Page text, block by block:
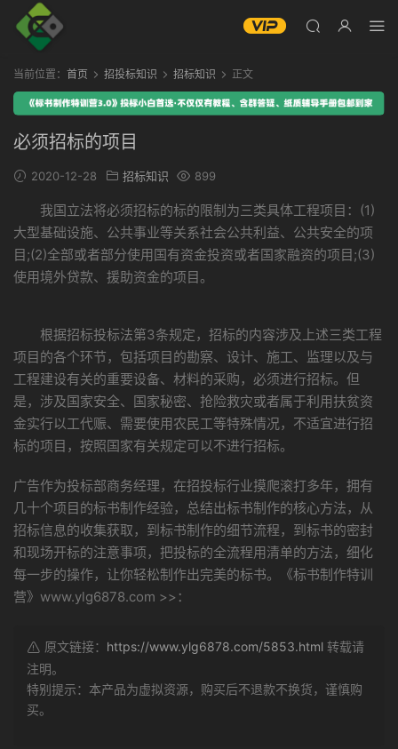
当前位置： 首页 招投标知识 招标知识 正文
必须招标的项目
2020-12-28 招标知识 899
我国立法将必须招标的标的限制为三类具体工程项目：(1)
大型基础设施、公共事业等关系社会公共利益、公共安全的项
目;(2)全部或者部分使用国有资金投资或者国家融资的项目;(3)
使用境外贷款、援助资金的项目。
根据招标投标法第3条规定，招标的内容涉及上述三类工程
项目的各个环节，包括项目的勘察、设计、施工、监理以及与
工程建设有关的重要设备、材料的采购，必须进行招标。但
是，涉及国家安全、国家秘密、抢险救灾或者属于利用扶贫资
金实行以工代赈、需要使用农民工等特殊情况，不适宜进行招
标的项目，按照国家有关规定可以不进行招标。
广告作为投标部商务经理，在招投标行业摸爬滚打多年，拥有
几十个项目的标书制作经验，总结出标书制作的核心方法，从
招标信息的收集获取，到标书制作的细节流程，到标书的密封
和现场开标的注意事项，把投标的全流程用清单的方法，细化
每一步的操作，让你轻松制作出完美的标书。《标书制作特训
营》www.ylg6878.com >>：
原文链接： https://www.ylg6878.com/5853.html 转载请
注明。
特别提示：本产品为虚拟资源，购买后不退款不换货，谨慎购
买。